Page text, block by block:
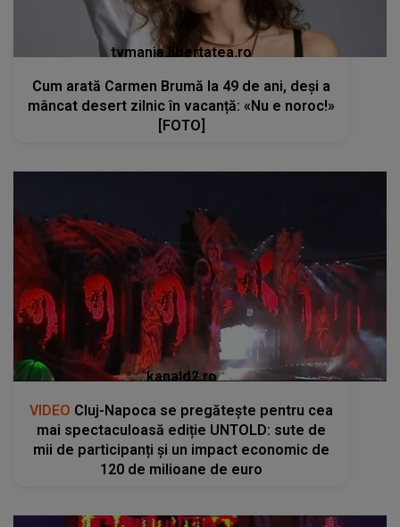
tvmania.libertatea.ro
Cum arată Carmen Brumă la 49 de ani, deși a
mâncat desert zilnic în vacanță: «Nu e noroc!»
[FOTO]
kanald2.ro
VIDEO Cluj-Napoca se pregătește pentru cea
mai spectaculoasă ediție UNTOLD: sute de
mii de participanți și un impact economic de
120 de milioane de euro